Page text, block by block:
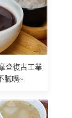
登復古工業
膩嘴~